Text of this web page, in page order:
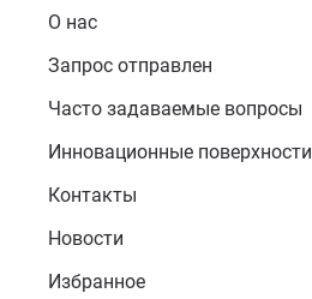
О нас
Запрос отправлен
Часто задаваемые вопросы
Инновационные поверхности
Контакты
Новости
Избранное